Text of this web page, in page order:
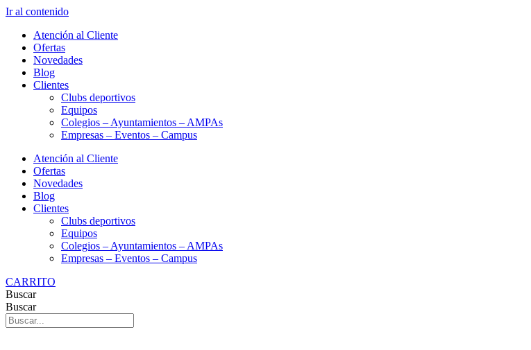
Ir al contenido
Atención al Cliente
Ofertas
Novedades
Blog
Clientes
Clubs deportivos
Equipos
Colegios – Ayuntamientos – AMPAs
Empresas – Eventos – Campus
Atención al Cliente
Ofertas
Novedades
Blog
Clientes
Clubs deportivos
Equipos
Colegios – Ayuntamientos – AMPAs
Empresas – Eventos – Campus
CARRITO
Buscar
Buscar